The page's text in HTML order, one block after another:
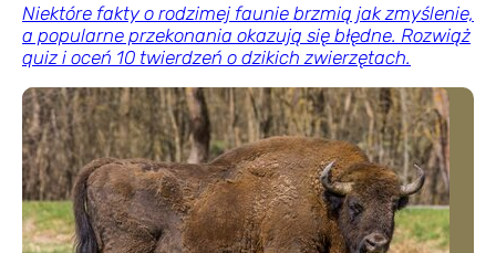
Niektóre fakty o rodzimej faunie brzmią jak zmyślenie,
a popularne przekonania okazują się błędne. Rozwiąż
quiz i oceń 10 twierdzeń o dzikich zwierzętach.